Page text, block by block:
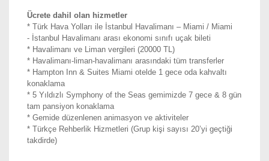
Ücrete dahil olan hizmetler
* Türk Hava Yolları ile İstanbul Havalimanı – Miami / Miami
- İstanbul Havalimanı arası ekonomi sınıfı uçak bileti
* Havalimanı ve Liman vergileri (20000 TL)
* Havalimanı-liman-havalimanı arasındaki tüm transferler
* Hampton Inn & Suites Miami otelde 1 gece oda kahvaltı
konaklama
* 5 Yıldızlı Symphony of the Seas gemimizde 7 gece & 8 gün
tam pansiyon konaklama
* Gemide düzenlenen animasyon ve aktiviteler
* Türkçe Rehberlik Hizmetleri (Grup kişi sayısı 20’yi geçtiği
takdirde)